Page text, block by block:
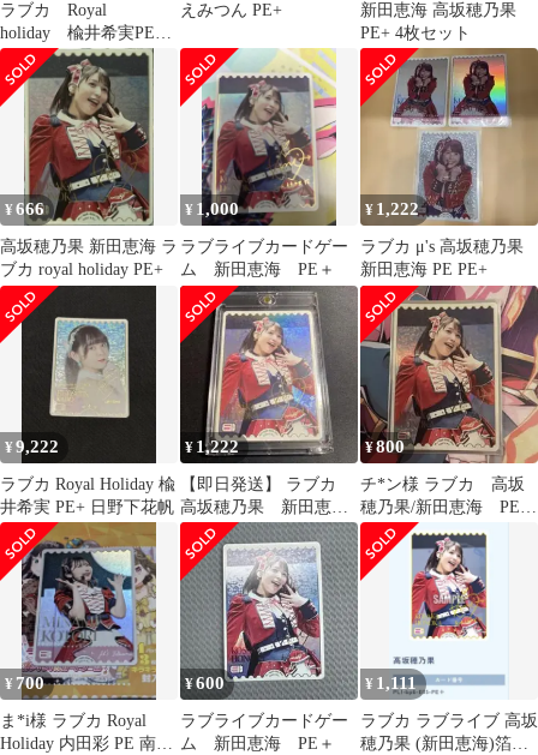
ラブカ Royal
holiday 楡井希実PE+
日野下花帆
えみつん PE+
新田恵海 高坂穂乃果
PE+ 4枚セット
¥666
高坂穂乃果 新田恵海 ラ
ブカ royal holiday PE+
¥ 1,000
ラブライブカードゲー
ム 新田恵海 PE＋
¥ 1,222
ラブカ μ's 高坂穂乃果
新田恵海 PE PE+
¥9,222
ラブカ Royal Holiday 楡
井希実 PE+ 日野下花帆
¥ 1,222
【即日発送】 ラブカ
高坂穂乃果 新田恵
海 PE+
¥800
チ*ン様 ラブカ 高坂
穂乃果/新田恵海 PE+
１枚
¥ 700
ま*i様 ラブカ Royal
Holiday 内田彩 PE 南こ
¥600
ラブライブカードゲー
ム 新田恵海 PE＋
¥ 1,111
ラブカ ラブライブ 高坂
穂乃果 (新田恵海)箔押